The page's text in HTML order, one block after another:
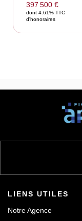
397 500 €
dont 4.61% TTC
d'honoraires
LIENS UTILES
Notre Agence